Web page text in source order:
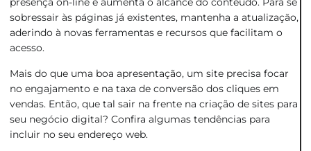
sobressair às páginas já existentes, mantenha a atualização,
aderindo à novas ferramentas e recursos que facilitam o
acesso.
Mais do que uma boa apresentação, um site precisa focar
no engajamento e na taxa de conversão dos cliques em
vendas. Então, que tal sair na frente na criação de sites para
seu negócio digital? Confira algumas tendências para
incluir no seu endereço web.